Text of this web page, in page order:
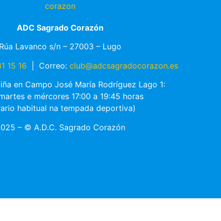
ADC Sagrado Corazón
Lavanco s/n – 27003 – Lugo
15 16
Correo: club@adcsagradocorazon.es
en Campo José María Rodríguez Lago 1:
e mércores 17:00 a 19:45 horas
habitual na tempada deportiva)
– © A.D.C. Sagrado Corazón